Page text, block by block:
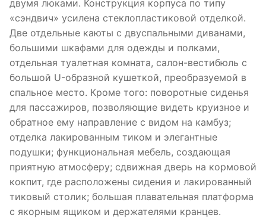
двумя люками. Конструкция корпуса по типу
«cэндвич» усилена стеклопластиковой отделкой.
Две отдельные каюты с двуспальными диванами,
большими шкафами для одежды и полками,
отдельная туалетная комната, салон-вестибюль с
большой U-образной кушеткой, преобразуемой в
спальное место. Кроме того: поворотные сиденья
для пассажиров, позволяющие видеть круизное и
обратное ему направление с видом на камбуз;
отделка лакированным тиком и элегантные
подушки; функциональная мебель, создающая
приятную атмосферу; сдвижная дверь на кормовой
кокпит, где расположены сидения и лакированный
тиковый столик; большая плавательная платформа
с якорным ящиком и держателями кранцев.